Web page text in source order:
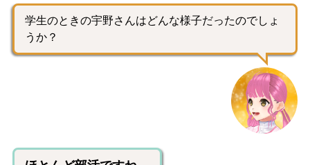
学生のときの宇野さんはどんな様子だったのでしょ
うか？